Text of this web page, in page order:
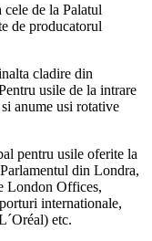
de la Palatul
de producatorul
cladire din
usile de la intrare
anume usi rotative
pentru usile oferite la
din Londra,
London Offices,
internationale,
etc.